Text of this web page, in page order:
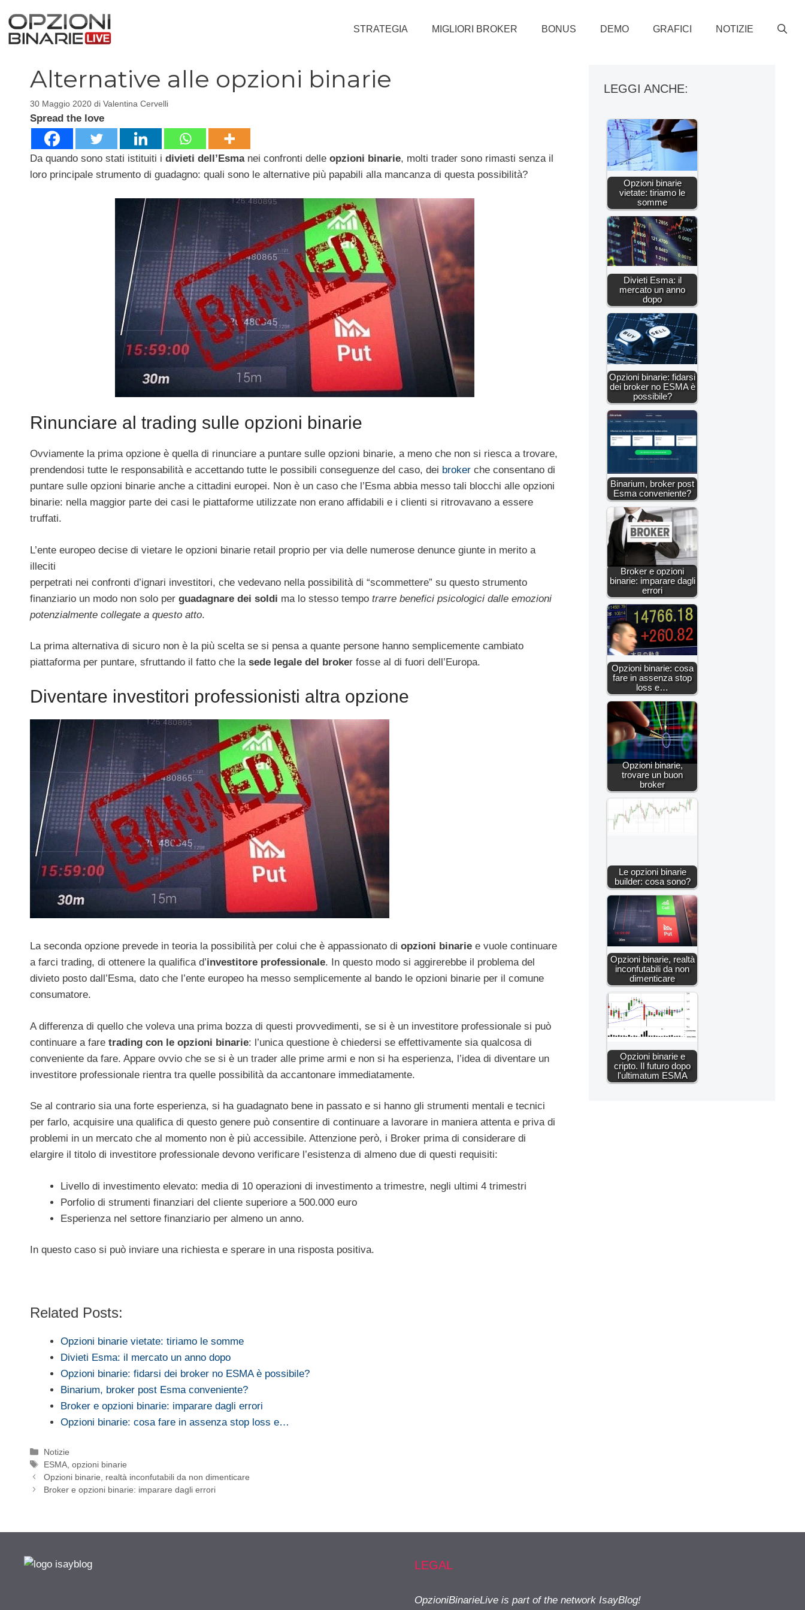
contenuto
STRATEGIA MIGLIORI BROKER BONUS DEMO GRAFICI NOTIZIE
Alternative alle opzioni binarie
30 Maggio 2020 di Valentina Cervelli
Spread the love
Da quando sono stati istituiti i divieti dell’Esmanei confronti delle opzioni binarie, molti trader sono rimasti senza il
loro principale strumento di guadagno: quali sono le alternative più papabili alla mancanza di questa possibilità?
Rinunciare al trading sulle opzioni binarie
Ovviamente la prima opzione è quella di rinunciare a puntare sulle opzioni binarie, a meno che non si riesca a trovare,
prendendosi tutte le responsabilità e accettando tutte le possibili conseguenze del caso, dei broker che consentano di
puntare sulle opzioni binarie anche a cittadini europei. Non è un caso che l’Esma abbia messo tali blocchi alle opzioni
binarie: nella maggior parte dei casi le piattaforme utilizzate non erano affidabili e i clienti si ritrovavano a essere
truffati.
L’ente europeo decise di vietare le opzioni binarie retail proprio per via delle numerose denunce giunte in merito a
illeciti
perpetrati nei confronti d’ignari investitori, che vedevano nella possibilità di “scommettere” su questo strumento
finanziario un modo non solo per guadagnare dei soldi ma lo stesso tempo trarre benefici psicologici dalle emozioni
potenzialmente collegate a questo atto.
La prima alternativa di sicuro non è la più scelta se si pensa a quante persone hanno semplicemente cambiato
piattaforma per puntare, sfruttando il fatto che la sede legale del broker fosse al di fuori dell’Europa.
Diventare investitori professionisti altra opzione
La seconda opzione prevede in teoria la possibilità per colui che è appassionato di opzioni binarie e vuole continuare
a farci trading, di ottenere la qualifica d’investitore professionale. In questo modo si aggirerebbe il problema del
divieto posto dall’Esma, dato che l’ente europeo ha messo semplicemente al bando le opzioni binarie per il comune
consumatore.
A differenza di quello che voleva una prima bozza di questi provvedimenti, se si è un investitore professionale si può
continuare a fare trading con le opzioni binarie: l’unica questione è chiedersi se effettivamente sia qualcosa di
conveniente da fare. Appare ovvio che se si è un trader alle prime armi e non si ha esperienza, l’idea di diventare un
investitore professionale rientra tra quelle possibilità da accantonare immediatamente.
Se al contrario sia una forte esperienza, si ha guadagnato bene in passato e si hanno gli strumenti mentali e tecnici
per farlo, acquisire una qualifica di questo genere può consentire di continuare a lavorare in maniera attenta e priva di
problemi in un mercato che al momento non è più accessibile. Attenzione però, i Broker prima di considerare di
elargire il titolo di investitore professionale devono verificare l’esistenza di almeno due di questi requisiti:
Livello di investimento elevato: media di 10 operazioni di investimento a trimestre, negli ultimi 4 trimestri
Porfolio di strumenti finanziari del cliente superiore a 500.000 euro
Esperienza nel settore finanziario per almeno un anno.
In questo caso si può inviare una richiesta e sperare in una risposta positiva.
Related Posts:
Opzioni binarie vietate: tiriamo le somme
Divieti Esma: il mercato un anno dopo
Opzioni binarie: fidarsi dei broker no ESMA è possibile?
Binarium, broker post Esma conveniente?
Broker e opzioni binarie: imparare dagli errori
Opzioni binarie: cosa fare in assenza stop loss e…
Categorie
Notizie
Tag
ESMA ,opzioni binarie
Opzioni binarie, realtà inconfutabili da non dimenticare
Broker e opzioni binarie: imparare dagli errori
LEGGI ANCHE:
Opzioni binarie
vietate: tiriamo le
somme
Divieti Esma: il
mercato un anno
dopo
Opzioni binarie: fidarsi
dei broker no ESMA è
possibile?
Binarium, broker post
Esma conveniente?
Broker e opzioni
binarie: imparare dagli
errori
Opzioni binarie: cosa
fare in assenza stop
loss e…
Opzioni binarie,
trovare un buon
broker
Le opzioni binarie
builder: cosa sono?
Opzioni binarie, realtà
inconfutabili da non
dimenticare
Opzioni binarie e
cripto. Il futuro dopo
l'ultimatum ESMA
LEGAL
OpzioniBinarieLive is part of the network IsayBlog!